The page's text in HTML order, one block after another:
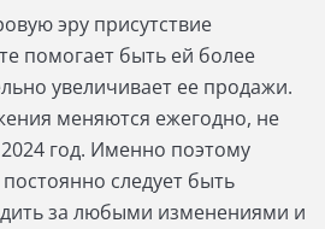
эру присутствие
помогает быть ей более
увеличивает ее продажи.
меняются ежегодно, не
год. Именно поэтому
следует быть
за любыми изменениями и